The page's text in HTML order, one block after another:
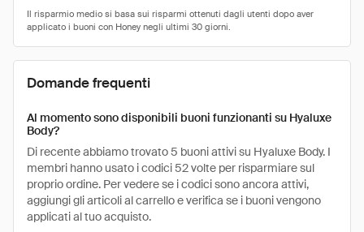
Domande frequenti
Al momento sono disponibili buoni funzionanti su Hyaluxe
Body?
Di recente abbiamo trovato 5 buoni attivi su Hyaluxe Body. I
membri hanno usato i codici 52 volte per risparmiare sul
proprio ordine. Per vedere se i codici sono ancora attivi,
aggiungi gli articoli al carrello e verifica se i buoni vengono
applicati al tuo acquisto.